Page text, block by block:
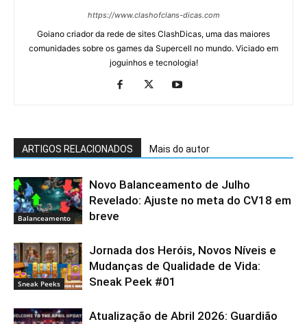
https://www.clashofclans-dicas.com
Goiano criador da rede de sites ClashDicas, uma das maiores
comunidades sobre os games da Supercell no mundo. Viciado em
joguinhos e tecnologia!
ARTIGOS RELACIONADOS Mais do autor
Balanceamento
Novo Balanceamento de Julho
Revelado: Ajuste no meta do CV18 em
breve
Sneak Peeks
Jornada dos Heróis, Novos Níveis e
Mudanças de Qualidade de Vida:
Sneak Peek #01
Atualização de Abril 2026: Guardião